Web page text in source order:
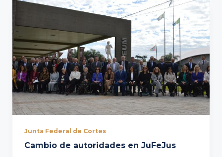
Junta Federal de Cortes
Cambio de autoridades en JuFeJus